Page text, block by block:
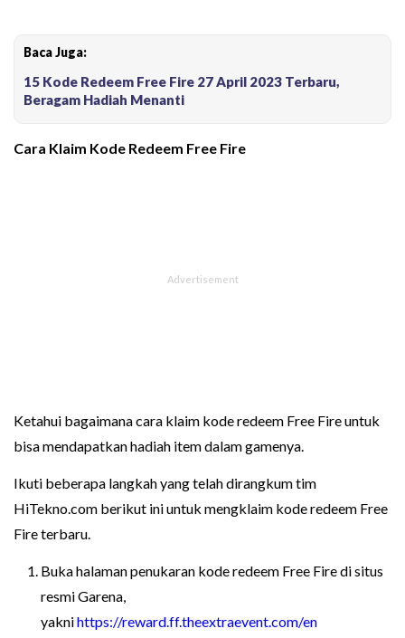
Baca Juga:
15 Kode Redeem Free Fire 27 April 2023 Terbaru,
Beragam Hadiah Menanti
Cara Klaim Kode Redeem Free Fire
Ketahui bagaimana cara klaim kode redeem Free Fire untuk
bisa mendapatkan hadiah item dalam gamenya.
Ikuti beberapa langkah yang telah dirangkum tim
HiTekno.com berikut ini untuk mengklaim kode redeem Free
Fire terbaru.
Buka halaman penukaran kode redeem Free Fire di situs
resmi Garena,
yaknihttps://reward.ff.theextraevent.com/en